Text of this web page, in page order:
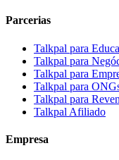
Parcerias
Talkpal para
Talkpal para
Talkpal para
Talkpal para
Talkpal para
Talkpal Afiliado
Empresa